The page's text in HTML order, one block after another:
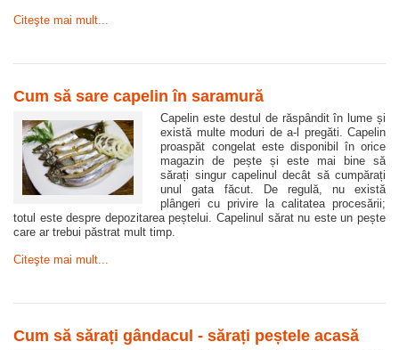
Citeşte mai mult...
Cum să sare capelin în saramură
Capelin este destul de răspândit în lume și
există multe moduri de a-l pregăti. Capelin
proaspăt congelat este disponibil în orice
magazin de pește și este mai bine să
sărați singur capelinul decât să cumpărați
unul gata făcut. De regulă, nu există
plângeri cu privire la calitatea procesării;
totul este despre depozitarea peștelui. Capelinul sărat nu este un pește
care ar trebui păstrat mult timp.
Citeşte mai mult...
Cum să sărați gândacul - sărați peștele acasă